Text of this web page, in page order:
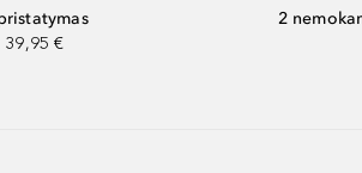
39,95 €
2